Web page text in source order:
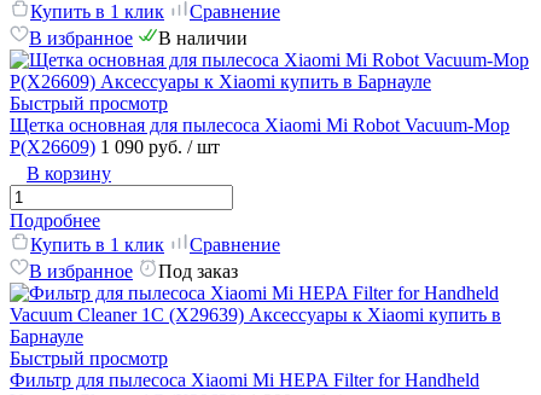
Купить в 1 клик
Сравнение
В избранное
В наличии
Быстрый просмотр
Щетка основная для пылесоса Xiaomi Mi Robot Vacuum-Mop
P(X26609) 1 090 руб. / шт
В корзину
Подробнее
Купить в 1 клик
Сравнение
В избранное
Под заказ
Быстрый просмотр
Фильтр для пылесоса Xiaomi Mi HEPA Filter for Handheld